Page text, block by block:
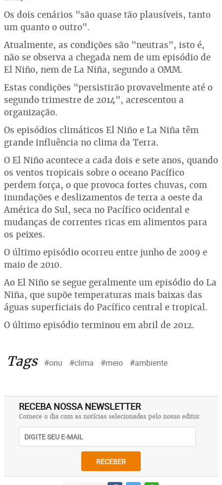
Os dois cenários "são quase tão plausíveis, tanto
um quanto o outro".
Atualmente, as condições são "neutras", isto é,
não se observa a chegada nem de um episódio de
El Niño, nem de La Niña, segundo a OMM.
Estas condições "persistirão provavelmente até o
segundo trimestre de 2014", acrescentou a
organização.
Os episódios climáticos El Niño e La Niña têm
grande influência no clima da Terra.
O El Niño acontece a cada dois e sete anos, quando
os ventos tropicais sobre o oceano Pacífico
perdem força, o que provoca fortes chuvas, com
inundações e deslizamentos de terra a oeste da
América do Sul, seca no Pacífico ocidental e
mudanças de correntes ricas em alimentos para
os peixes.
O último episódio ocorreu entre junho de 2009 e
maio de 2010.
Ao El Niño se segue geralmente um episódio do La
Niña, que supõe temperaturas mais baixas das
águas superficiais do Pacífico central e tropical.
O último episódio terminou em abril de 2012.
Tags #onu #clima #meio #ambiente
RECEBA NOSSA NEWSLETTER
Comece o dia com as notícias selecionadas pelo nosso editor
RECEBER